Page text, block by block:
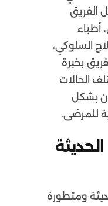
الفريق
أطباء
السلوكي،
بخبرة
الحالات
بشكل
للمرضى.
ومتطورة